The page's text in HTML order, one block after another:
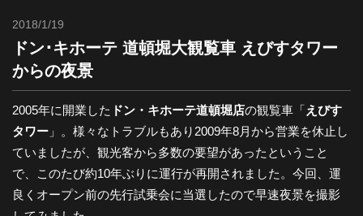
ブ
ロ
グ
2018/1/19
ドン･キホーテ 道頓堀大観覧車 えびすタワー
からの夜景
2005年に開業した ドン・キホーテ道頓堀店の観覧車「えびす
タワー 」。様々なトラブルもあり2009年8月から営業を休止し
ていましたが、観光客から多数の要望があったということ
で、このたび約10年ぶりに運行が再開されました。今回、運
良くオープン前の先行試乗会に当選したので早速夜景を撮影